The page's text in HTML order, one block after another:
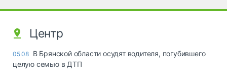
Центр
05.08 В Брянской области осудят водителя, погубившего
целую семью в ДТП